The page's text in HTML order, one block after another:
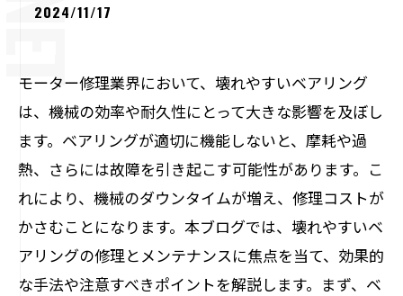
2024/11/17
モーター修理業界において、壊れやすいベアリング
は、機械の効率や耐久性にとって大きな影響を及ぼし
ます。ベアリングが適切に機能しないと、摩耗や過
熱、さらには故障を引き起こす可能性があります。こ
れにより、機械のダウンタイムが増え、修理コストが
かさむことになります。本ブログでは、壊れやすいベ
アリングの修理とメンテナンスに焦点を当て、効果的
な手法や注意すべきポイントを解説します。まず、ベ